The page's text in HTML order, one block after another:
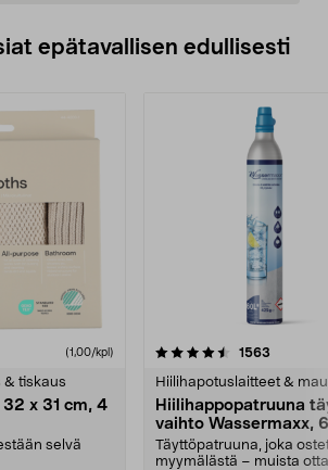
epätavallisen edullisesti
(1,00/kpl)
& tiskaus
x 31 cm, 4
selvä
1563
Hiilihapotuslaitteet &
Hiilihappopatruuna
vaihto Wassermaxx,
Täyttöpatruuna, joka
myymälästä – muista
4.5viidestä